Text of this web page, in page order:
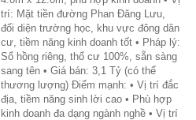
trí: Mặt tiền đường Phan Đăng Lưu,
đối diện trường học, khu vực đông dân
cư, tiềm năng kinh doanh tốt • Pháp lý:
Sổ hồng riêng, thổ cư 100%, sẵn sàng
sang tên • Giá bán: 3,1 Tỷ (có thể
thương lượng) Điểm mạnh: • Vị trí đắc
địa, tiềm năng sinh lời cao • Phù hợp
kinh doanh đa dạng ngành nghề • Vị trí